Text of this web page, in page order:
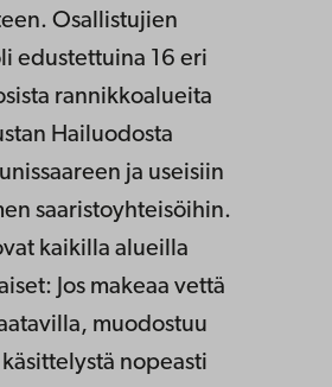
Osallistujien
edustettuina 16 eri
rannikkoalueita
Hailuodosta
ja useisiin
saaristoyhteisöihin.
kaikilla alueilla
Jos makeaa vettä
muodostuu
käsittelystä nopeasti